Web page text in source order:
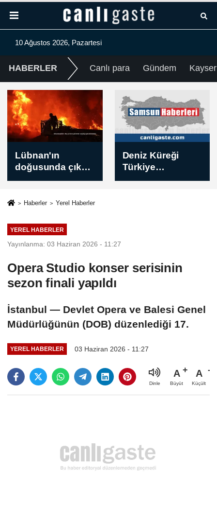
10 Ağustos 2026, Pazartesi
HABERLER Canlı para Gündem
Deniz Küreği
Türkiye
Şampiyonası
yapılacak
Çaykur
Rizespor'da
Konyaspor maçı
Haberler Yerel Haberler
YEREL HABERLER
Yayınlanma: 03 Haziran 2026 - 11:27
Opera Studio konser serisinin
sezon finali yapıldı
İstanbul — Devlet Opera ve Balesi Genel
Müdürlüğünün (DOB) düzenlediği 17.
YEREL HABERLER 03 Haziran 2026 - 11:27
Dinle
A
Büyüt
A
Küçült